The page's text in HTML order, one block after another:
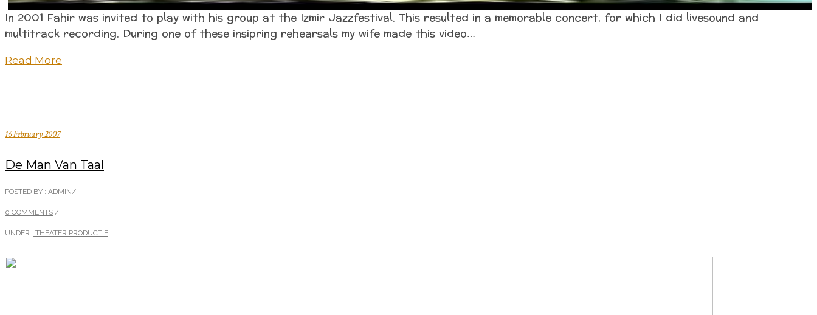
In 2001 Fahir was invited to play with his group at the Izmir Jazzfestival. This resulted in a memorable concert, for which I did livesound and
multitrack recording. During one of these insipring rehearsals my wife made this video…
Read More
16 February 2007
De Man Van Taal
POSTED BY : ADMIN/
0 COMMENTS /
UNDER : THEATER PRODUCTIE